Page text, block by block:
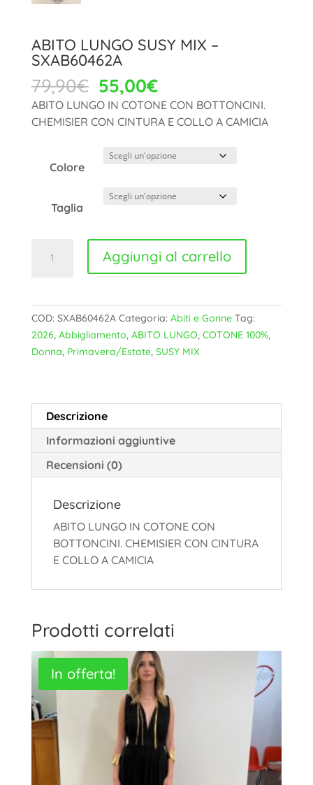
ABITO LUNGO SUSY MIX –
SXAB60462A
79,90€ Il
prezzo
originale
79,90€.
55,00€Il
prezzo
attuale
55,00€.
ABITO LUNGO IN COTONE CON BOTTONCINI.
CHEMISIER CON CINTURA E COLLO A CAMICIA
Colore
Taglia
LUNGO
-
SXAB60462A
quantità
Aggiungi al carrello
COD: SXAB60462A Categoria: Abiti e Gonne Tag:
2026, Abbigliamento, ABITO LUNGO, COTONE 100%,
Donna, Primavera/Estate, SUSY MIX
Descrizione
Informazioni aggiuntive
Recensioni (0)
Descrizione
ABITO LUNGO IN COTONE CON
BOTTONCINI. CHEMISIER CON CINTURA
E COLLO A CAMICIA
Prodotti correlati
In offerta!